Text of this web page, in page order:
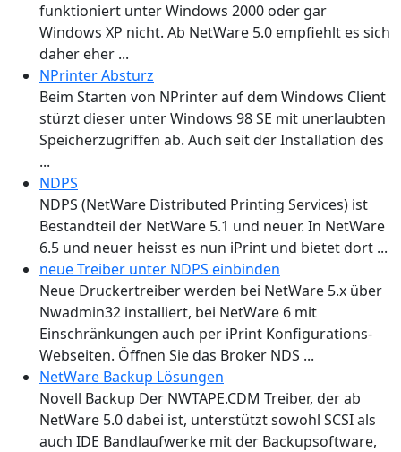
funktioniert unter Windows 2000 oder gar
Windows XP nicht. Ab NetWare 5.0 empfiehlt es sich
daher eher ...
NPrinter Absturz
Beim Starten von NPrinter auf dem Windows Client
stürzt dieser unter Windows 98 SE mit unerlaubten
Speicherzugriffen ab. Auch seit der Installation des
...
NDPS
NDPS (NetWare Distributed Printing Services) ist
Bestandteil der NetWare 5.1 und neuer. In NetWare
6.5 und neuer heisst es nun iPrint und bietet dort ...
neue Treiber unter NDPS einbinden
Neue Druckertreiber werden bei NetWare 5.x über
Nwadmin32 installiert, bei NetWare 6 mit
Einschränkungen auch per iPrint Konfigurations-
Webseiten. Öffnen Sie das Broker NDS ...
NetWare Backup Lösungen
Novell Backup Der NWTAPE.CDM Treiber, der ab
NetWare 5.0 dabei ist, unterstützt sowohl SCSI als
auch IDE Bandlaufwerke mit der Backupsoftware,